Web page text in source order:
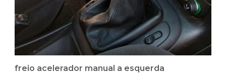
freio acelerador manual a esquerda